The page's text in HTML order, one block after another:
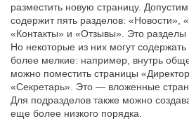
разместить новую страницу.
содержит пять разделов: «Новости»,
«Контакты» и «Отзывы». Это разделы
Но некоторые из них могут содержать
более мелкие: например, внутрь
можно поместить страницы
«Секретарь». Это — вложенные
Для подразделов также можно
еще более низкого порядка.